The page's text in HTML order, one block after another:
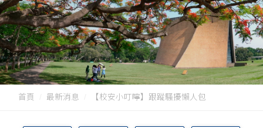
首頁 最新消息 【校安小叮嚀】跟蹤騷擾懶人包